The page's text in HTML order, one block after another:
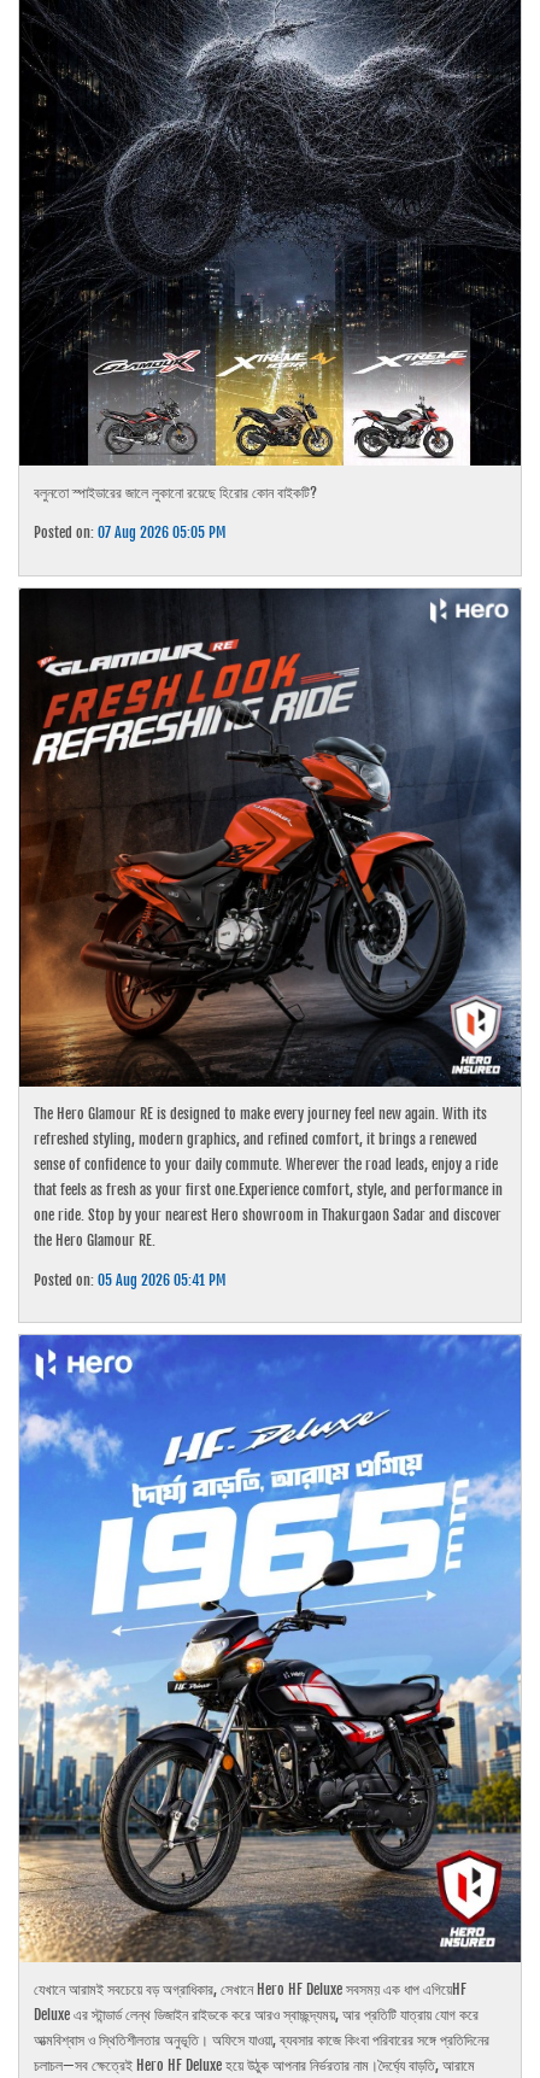
বলুনতো স্পাইডারের জালে লুকানো রয়েছে হিরোর কোন বাইকটি?
Posted on:07 Aug 2026 05:05 PM
The Hero Glamour RE is designed to make every journey feel new again. With its
refreshed styling, modern graphics, and refined comfort, it brings a renewed
sense of confidence to your daily commute. Wherever the road leads, enjoy a ride
that feels as fresh as your first one.Experience comfort, style, and performance in
one ride. Stop by your nearest Hero showroom in Thakurgaon Sadar and discover
the Hero Glamour RE.
Posted on:05 Aug 2026 05:41 PM
যেখানে আরামই সবচেয়ে বড় অগ্রাধিকার, সেখানে Hero HF Deluxe সবসময় এক ধাপ এগিয়েHF
Deluxe এর স্টান্ডার্ড লেন্থ ডিজাইন রাইডকে করে আরও স্বাচ্ছন্দ্যময়, আর প্রতিটি যাত্রায় যোগ করে
আত্মবিশ্বাস ও স্থিতিশীলতার অনুভূতি। অফিসে যাওয়া, ব্যবসার কাজে কিংবা পরিবারের সঙ্গে প্রতিদিনের
চলাচল—সব ক্ষেত্রেই Hero HF Deluxe হয়ে উঠুক আপনার নির্ভরতার নাম।দৈর্ঘ্যে বাড়তি, আরামে